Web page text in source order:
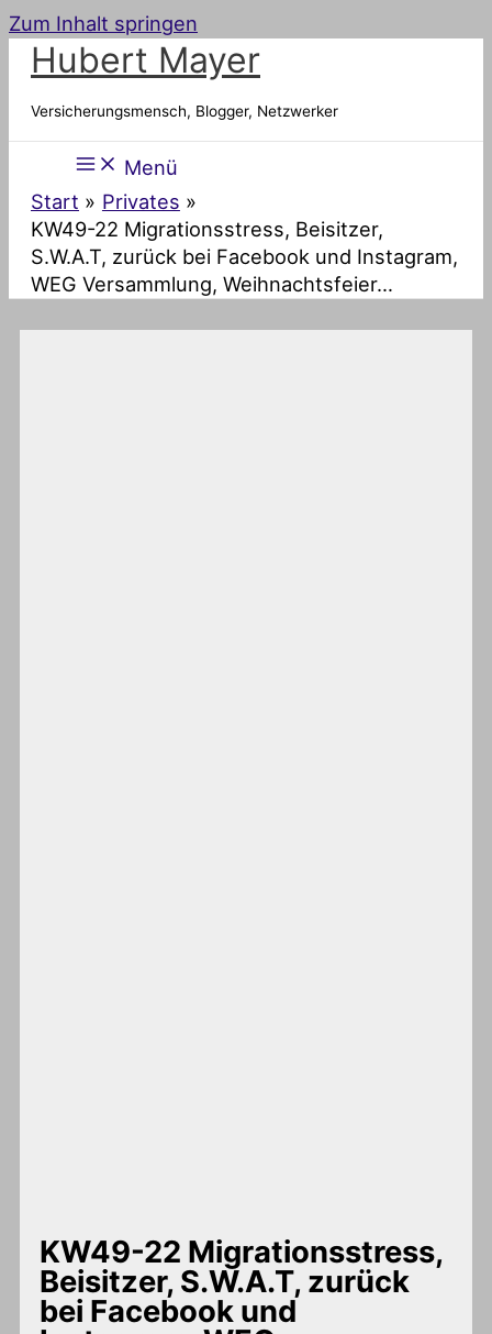
Zum Inhalt springen
Hubert Mayer
Versicherungsmensch, Blogger, Netzwerker
Menü
Start
Privates
KW49-22 Migrationsstress, Beisitzer,
S.W.A.T, zurück bei Facebook und Instagram,
WEG Versammlung, Weihnachtsfeier…
KW49-22 Migrationsstress,
Beisitzer, S.W.A.T, zurück
bei Facebook und